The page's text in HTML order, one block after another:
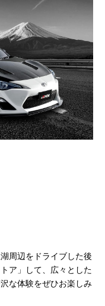
周辺をドライブした後
ア」して、広々とした
な体験をぜひお楽しみ